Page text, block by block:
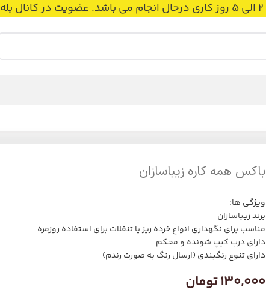
عضویت در کانال بله
باکس همه کاره زیباسازان
ویژگی ها:
برند زیباسازان
مناسب برای نگهداری انواع خرده ریز یا تنقلات برای استفاده روزمره
دارای درب کیپ شونده و محکم
دارای تنوع رنگبندی (ارسال رنگ به صورت رندم)
130,000تومان